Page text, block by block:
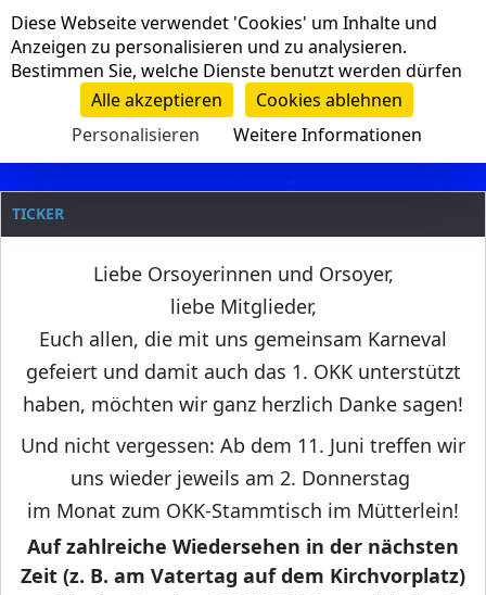
Navigation
Clanname
TICKER
Liebe Orsoyerinnen und Orsoyer,
liebe Mitglieder,
Euch allen, die mit uns gemeinsam Karneval
gefeiert und damit auch das 1. OKK unterstützt
haben, möchten wir ganz herzlich Danke sagen!
Und nicht vergessen: Ab dem 11. Juni treffen wir
uns wieder jeweils am 2. Donnerstag
im Monat zum OKK-Stammtisch im Mütterlein!
Auf zahlreiche Wiedersehen in der nächsten
Zeit (z. B. am Vatertag auf dem Kirchvorplatz)
Cookie-Einstellungen
Diese Webseite verwendet 'Cookies' um Inhalte und
Anzeigen zu personalisieren und zu analysieren.
Bestimmen Sie, welche Dienste benutzt werden dürfen
Alle akzeptieren
Cookies ablehnen
Personalisieren
Weitere Informationen